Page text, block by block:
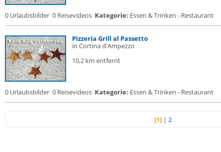
0 Urlaubsbilder 0 Reisevideos Kategorie: Essen & Trinken - Restaurant
Pizzeria Grill al Passetto
in Cortina d'Ampezzo
10,2 km entfernt
0 Urlaubsbilder 0 Reisevideos Kategorie: Essen & Trinken - Restaurant
[1] |2